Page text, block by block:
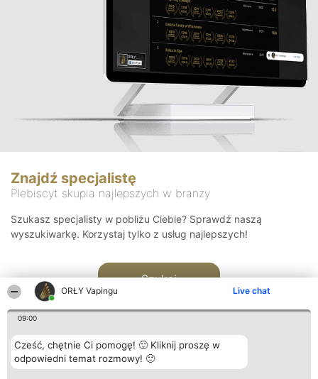
ORŁY Vapingu Live chat
09:00
Cześć, chętnie Ci pomogę! 🙂 Kliknij proszę w
odpowiedni temat rozmowy! 🙂
Znajdź specjalistę
Plebiscyt skupia najlepszych w branży
Szukasz specjalisty w pobliżu Ciebie? Sprawdź naszą
wyszukiwarkę. Korzystaj tylko z usług najlepszych!
Szukaj